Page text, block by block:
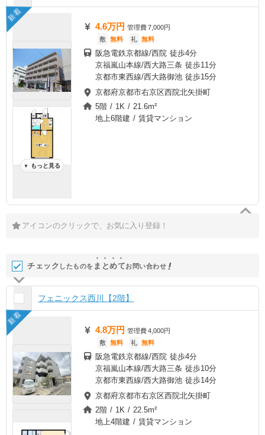
新着
▼ もっと見る
4.6万円 管理費7,000円
敷 無料 礼 無料
阪急電鉄京都線/西院 徒歩4分
京福嵐山本線/西大路三条 徒歩11分
京都市東西線/西大路御池 徒歩15分
京都府京都市右京区西院北矢掛町
5階 / 1K / 21.6m²
地上6階建 / 賃貸マンション
アイコンのクリックで、お気に入り登録！
チェック したものを ま とめてお問い合わせ
フェニックス西川【2階】
新着
4.8万円 管理費4,000円
敷 無料 礼 無料
阪急電鉄京都線/西院 徒歩4分
京福嵐山本線/西大路三条 徒歩10分
京都市東西線/西大路御池 徒歩14分
京都府京都市右京区西院北矢掛町
2階 / 1K / 22.5m²
地上4階建 / 賃貸マンション